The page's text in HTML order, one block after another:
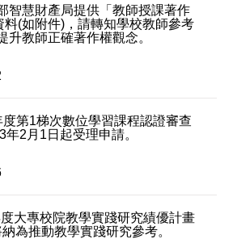
智慧財產局提供「教師授課著作
料(如附件)，請轉知學校教師參考
升教師正確著作權觀念。
第1梯次數位學習課程認證審查
年2月1日起受理申請。
大專校院教學實踐研究績優計畫
為推動教學實踐研究參考。